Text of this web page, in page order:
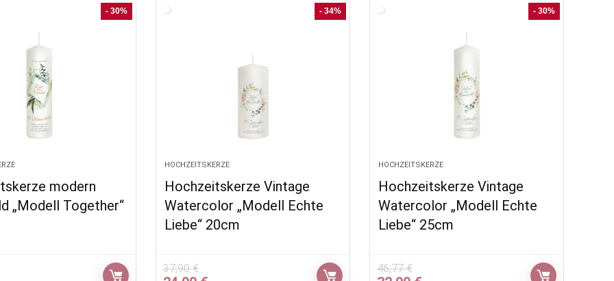
46,77 €
37,77 €
- 30%
modern
„Modell Together“
- 34%
HOCHZEITSKERZE
Hochzeitskerze Vintage
Watercolor „Modell Echte
Liebe“ 20cm
37,90€
- 30%
HOCHZEITSKERZE
Hochzeitskerze Vintage
Watercolor „Modell Echte
Liebe“ 25cm
46,77€